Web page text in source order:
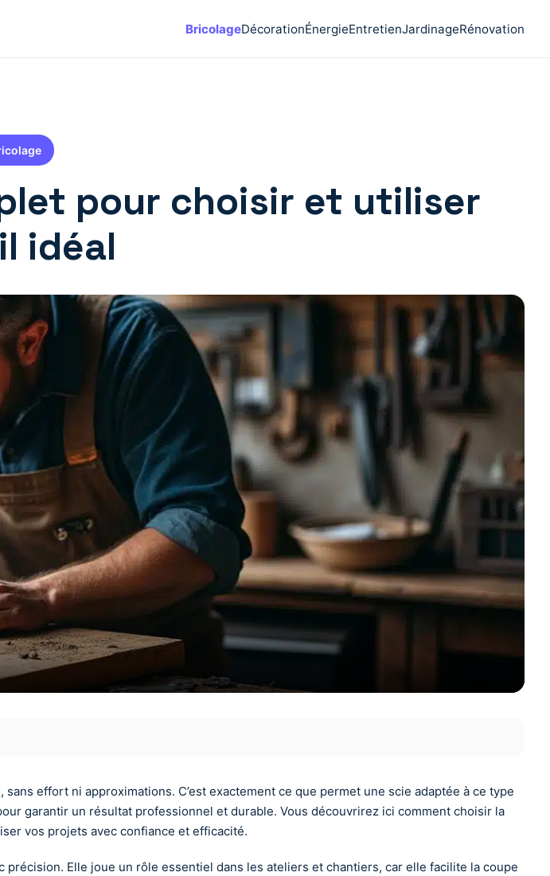
BricolageDécorationÉnergieEntretienJardinageRénovation
pour choisir et utiliser
idéal
effort ni approximations. C’est exactement ce que permet une scie adaptée à ce type
garantir un résultat professionnel et durable. Vous découvrirez ici comment choisir la
vos projets avec confiance et efficacité.
Elle joue un rôle essentiel dans les ateliers et chantiers, car elle facilite la coupe